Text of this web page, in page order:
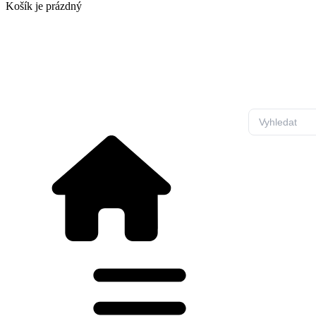
Košík je prázdný